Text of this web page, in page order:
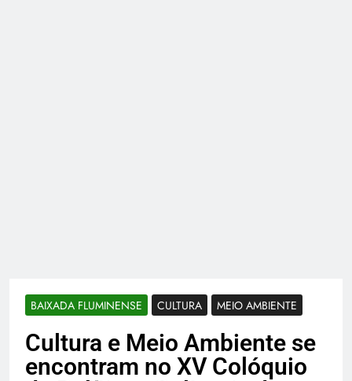
BAIXADA FLUMINENSE CULTURA MEIO AMBIENTE
Cultura e Meio Ambiente se
encontram no XV Colóquio